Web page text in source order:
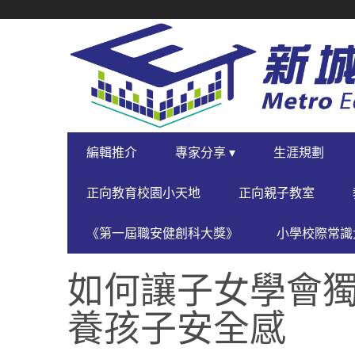
NAVIGATION
PRIMARY
NAVIGATION
編輯推介 專家分享 ▾ 生涯規劃
正向教育校園小天地 正向親子教室
《第一屆職安健創科大獎》 小學校際常
如何讓子女學會
養孩子安全感